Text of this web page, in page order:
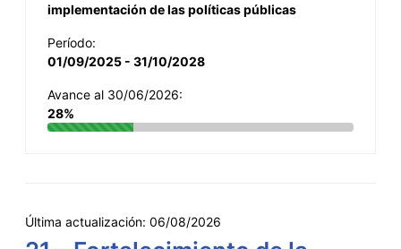
implementación de las políticas públicas
Período:
01/09/2025 - 31/10/2028
Avance al 30/06/2026:
28%
Última actualización: 06/08/2026